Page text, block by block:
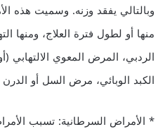
وبالتالي يفقد وزنه. وسميت هذه
منها أو لطول فترة العلاج، ومنها
الردبي، المرض المعوي
الكبد الوبائي، مرض السل أو
* الأمراض السرطانية: تسبب